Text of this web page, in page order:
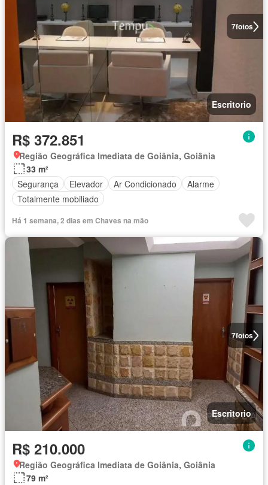
7fotos
Escritorio
R$ 372.851
Região Geográfica Imediata de Goiânia, Goiânia
33 m²
Segurança
Elevador Ar Condicionado
Alarme
Totalmente mobiliado
Há 1 semana, 2 dias em Chaves na mão
7fotos
Escritorio
R$ 210.000
Região Geográfica Imediata de Goiânia, Goiânia
79 m²